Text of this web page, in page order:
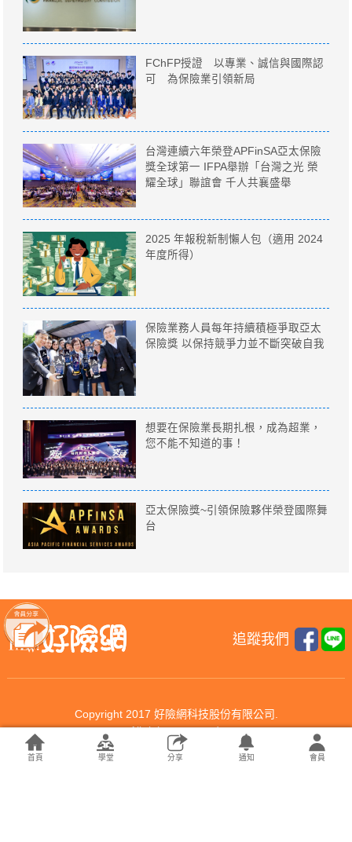
FChFP授證 以專業、誠信與國際認
可 為保險業引領新局
台灣連續六年榮登APFinSA亞太保險
獎全球第一 IFPA舉辦「台灣之光 榮
耀全球」聯誼會 千人共襄盛舉
2025 年報稅新制懶人包（適用 2024
年度所得）
保險業務人員每年持續積極爭取亞太
保險獎 以保持競爭力並不斷突破自我
想要在保險業長期扎根，成為超業，
您不能不知道的事！
亞太保險獎~引領保險夥伴榮登國際舞
台
追蹤我們
Copyright 2017 好險網科技股份有限公司.
All rights reserved.